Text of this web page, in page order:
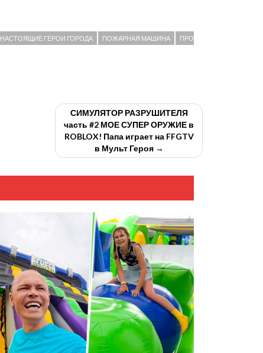
НАСТОЯЩИЕ ГЕРОИ ГОРОДА ПОЖАРНАЯ МАШИНА ПРО
СИМУЛЯТОР РАЗРУШИТЕЛЯ
часть #2 МОЕ СУПЕР ОРУЖИЕ в
ROBLOX! Папа играет на FFGTV
в Мульт Героя →